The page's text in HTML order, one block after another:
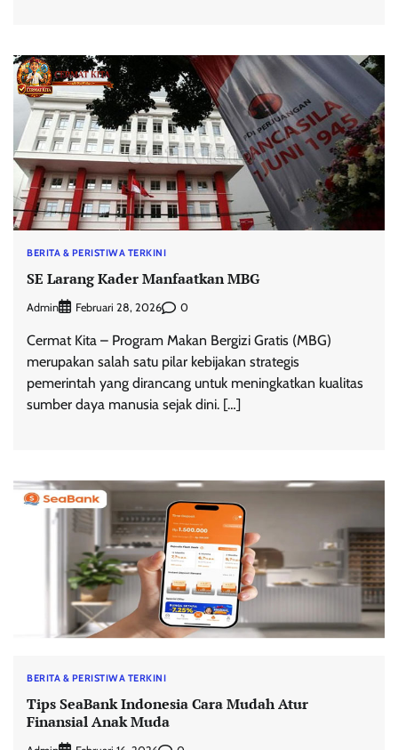
BERITA & PERISTIWA TERKINI
SE Larang Kader Manfaatkan MBG
Admin Februari 28, 2026 0
Cermat Kita – Program Makan Bergizi Gratis (MBG)
merupakan salah satu pilar kebijakan strategis
pemerintah yang dirancang untuk meningkatkan kualitas
sumber daya manusia sejak dini. […]
BERITA & PERISTIWA TERKINI
Tips SeaBank Indonesia Cara Mudah Atur
Finansial Anak Muda